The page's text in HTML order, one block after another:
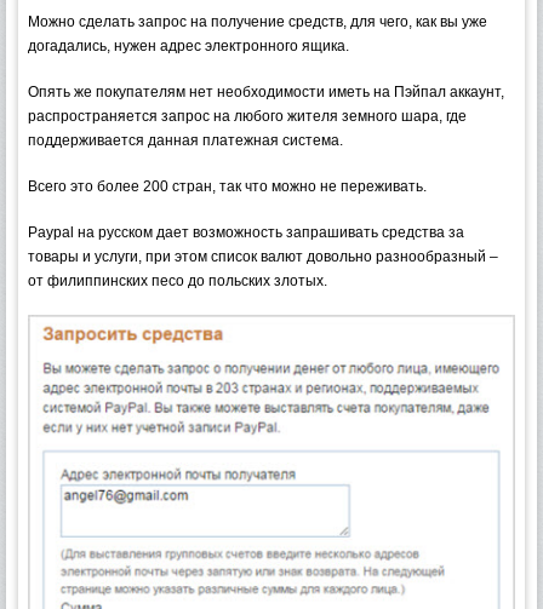
Можно сделать запрос на получение средств, для чего, как вы уже
догадались, нужен адрес электронного ящика.
Опять же покупателям нет необходимости иметь на Пэйпал аккаунт,
распространяется запрос на любого жителя земного шара, где
поддерживается данная платежная система.
Всего это более 200 стран, так что можно не переживать.
Paypal на русском дает возможность запрашивать средства за
товары и услуги, при этом список валют довольно разнообразный –
от филиппинских песо до польских злотых.